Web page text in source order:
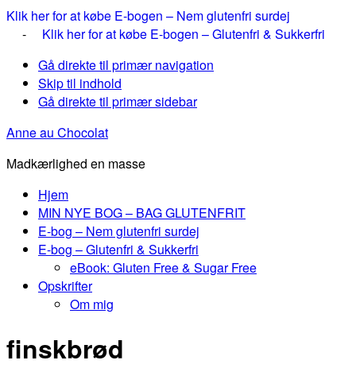
Klik her for at købe E-bogen – Nem glutenfri surdej
- Klik her for at købe E-bogen – Glutenfri & Sukkerfri
Gå direkte til primær navigation
Skip til indhold
Gå direkte til primær sidebar
Anne au Chocolat
Madkærlighed en masse
Hjem
MIN NYE BOG – BAG GLUTENFRIT
E-bog – Nem glutenfri surdej
E-bog – Glutenfri & Sukkerfri
eBook: Gluten Free & Sugar Free
Opskrifter
Om mig
finskbrød